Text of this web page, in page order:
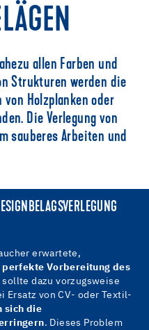
allen Farben und
Strukturen werden die
Holzplanken oder
Die Verlegung von
sauberes Arbeiten und
erwartete,
perfekte Vorbereitung des
sollte dazu vorzugsweise
Ersatz von CV- oder Textil-
sich die
. Dieses Problem